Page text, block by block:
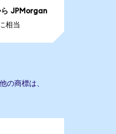
JPMorgan
相当
の商標は、